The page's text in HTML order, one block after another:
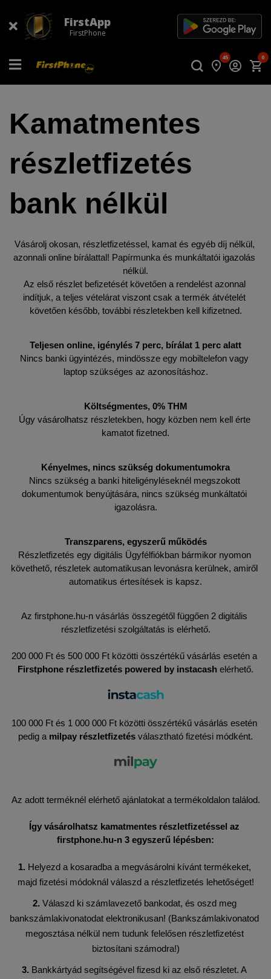
FirstApp
FirstPhone
45 0
Kamatmentes
részletfizetés
bank nélkül
Vásárolj okosan, részletfizetéssel, kamat és egyéb díj nélkül,
azonnali online bírálattal! Papírmunka és munkáltatói igazolás
nélkül.
Az első részlet befizetését követően a rendelést azonnal
indítjuk, a teljes vételárat viszont csak a termék átvételét
követően később, további részletekben kell kifizetned.
Teljesen online, igénylés 7 perc, bírálat 1 perc alatt
Nincs banki ügyintézés, mindössze egy mobiltelefon vagy
laptop szükséges az azonosításhoz.
Költségmentes, 0% THM
Úgy vásárolhatsz részletekben, hogy közben nem kell érte
kamatot fizetned.
Kényelmes, nincs szükség dokumentumokra
Nincs szükség a banki hiteligényléseknél megszokott
dokumentumok benyújtására, nincs szükség munkáltatói
igazolásra.
Transzparens, egyszerű működés
Részletfizetés egy digitális Ügyfélfiókban bármikor nyomon
követhető, részletek automatikusan levonásra kerülnek, amiről
automatikus értesítések is kapsz.
Az firstphone.hu-n vásárlás összegétől függően 2 digitális
részletfizetési szolgáltatás is elérhető.
Firstphone részletfizetés powered by instacash elérhető.
100 000 Ft és 1 000 000 Ft közötti összértékű vásárlás esetén
pedig a milpay részletfizetés választható fizetési módként.
Az adott terméknél elérhető ajánlatokat a termékoldalon találod.
Így vásárolhatsz kamatmentes részletfizetéssel az
firstphone.hu-n 3 egyszerű lépésben:
1. Helyezd a kosaradba a megvásárolni kívánt termékeket,
majd fizetési módoknál válaszd a részletfizetés lehetőséget!
2. Válaszd ki számlavezető bankodat, és oszd meg
bankszámlakivonatodat elektronikusan! (Bankszámlakivonatod
megosztása nélkül nem tudunk felelősen részletfizetést
biztosítani számodra!)
3. Bankkártyád segítségével fizesd ki az első részletet. A